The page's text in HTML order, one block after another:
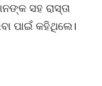
ସହ ରାସ୍ତା
ପାଇଁ କହିଥିଲେ।